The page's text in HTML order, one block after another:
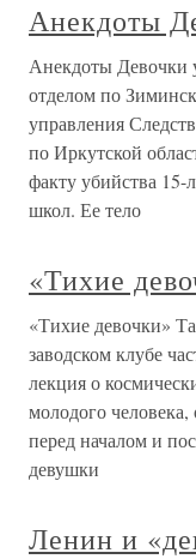
Анекдоты
Анекдоты Девочки
отделом по
управления
по Иркутской
факту убийства
школ. Ее тело
«Тихие
«Тихие девочки»
заводском клубе
лекция о
молодого
перед началом и
девушки
Ленин и